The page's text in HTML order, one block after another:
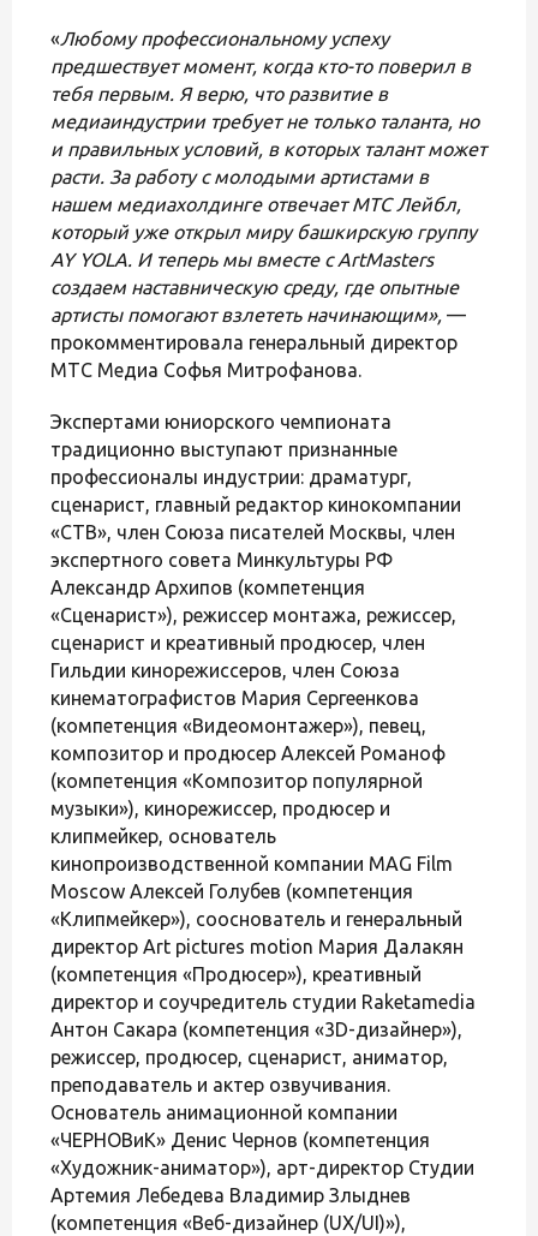
«Любому профессиональному успеху
предшествует момент, когда кто-то поверил в
тебя первым. Я верю, что развитие в
медиаиндустрии требует не только таланта, но
и правильных условий, в которых талант может
расти. За работу с молодыми артистами в
нашем медиахолдинге отвечает МТС Лейбл,
который уже открыл миру башкирскую группу
AY YOLA. И теперь мы вместе с ArtMasters
создаем наставническую среду, где опытные
артисты помогают взлететь начинающим», —
прокомментировала генеральный директор
МТС Медиа Софья Митрофанова.
Экспертами юниорского чемпионата
традиционно выступают признанные
профессионалы индустрии: драматург,
сценарист, главный редактор кинокомпании
«СТВ», член Союза писателей Москвы, член
экспертного совета Минкультуры РФ
Александр Архипов (компетенция
«Сценарист»), режиссер монтажа, режиссер,
сценарист и креативный продюсер, член
Гильдии кинорежиссеров, член Союза
кинематографистов Мария Сергеенкова
(компетенция «Видеомонтажер»), певец,
композитор и продюсер Алексей Романоф
(компетенция «Композитор популярной
музыки»), кинорежиссер, продюсер и
клипмейкер, основатель
кинопроизводственной компании MAG Film
Moscow Алексей Голубев (компетенция
«Клипмейкер»), сооснователь и генеральный
директор Art pictures motion Мария Далакян
(компетенция «Продюсер»), креативный
директор и соучредитель студии Raketamedia
Антон Сакара (компетенция «3D-дизайнер»),
режиссер, продюсер, сценарист, аниматор,
преподаватель и актер озвучивания.
Основатель анимационной компании
«ЧЕРНОВиК» Денис Чернов (компетенция
«Художник-аниматор»), арт-директор Студии
Артемия Лебедева Владимир Злыднев
(компетенция «Веб-дизайнер (UX/UI)»),